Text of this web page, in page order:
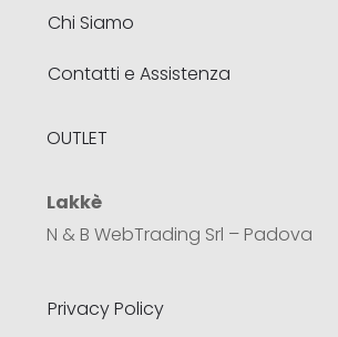
Chi Siamo
Contatti e Assistenza
OUTLET
Lakkè
N & B WebTrading Srl – Padova
Privacy Policy